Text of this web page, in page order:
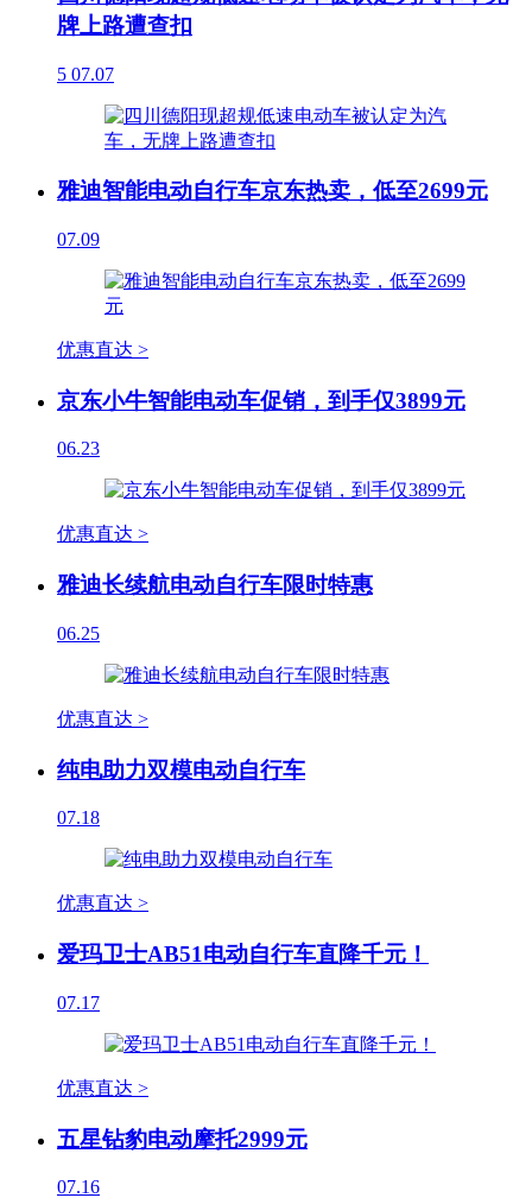
牌上路遭查扣
5 07.07
雅迪智能电动自行车京东热卖，低至2699元
07.09
优惠直达 >
京东小牛智能电动车促销，到手仅3899元
06.23
优惠直达 >
雅迪长续航电动自行车限时特惠
06.25
优惠直达 >
纯电助力双模电动自行车
07.18
优惠直达 >
爱玛卫士AB51电动自行车直降千元！
07.17
优惠直达 >
五星钻豹电动摩托2999元
07.16